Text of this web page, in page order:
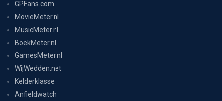
GPFans.com
MovieMeter.nl
MusicMeter.nl
BoekMeter.nl
GamesMeter.nl
WijWedden.net
Kelderklasse
Anfieldwatch